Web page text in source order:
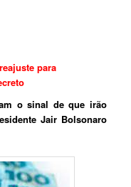
para
o sinal de que irão
Jair Bolsonaro